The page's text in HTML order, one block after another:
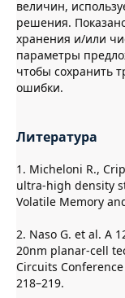
величин,
решения.
хранения и/или
параметры
чтобы сохранить
ошибки.
Литература
1. Micheloni R.,
ultra-high density
Volatile Memory
2. Naso G. et al. A
20nm planar-cell
Circuits
218–219.